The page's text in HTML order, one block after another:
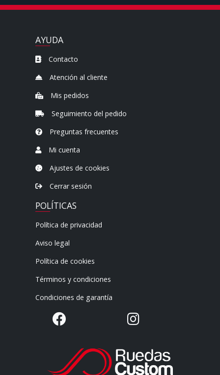
AYUDA
Contacto
Atención al cliente
Mis pedidos
Seguimiento del pedido
Preguntas frecuentes
Mi cuenta
Ajustes de cookies
Cerrar sesión
POLÍTICAS
Política de privacidad
Aviso legal
Política de cookies
Términos y condiciones
Condiciones de garantía